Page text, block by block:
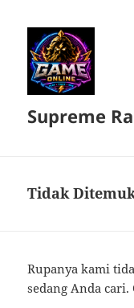
Supreme
Tidak
Rupanya kami
sedang Anda cari.